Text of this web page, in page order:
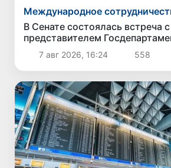
Международное
В Сенате состоялась встреча с
представителем
7 авг 2026, 16:24 558